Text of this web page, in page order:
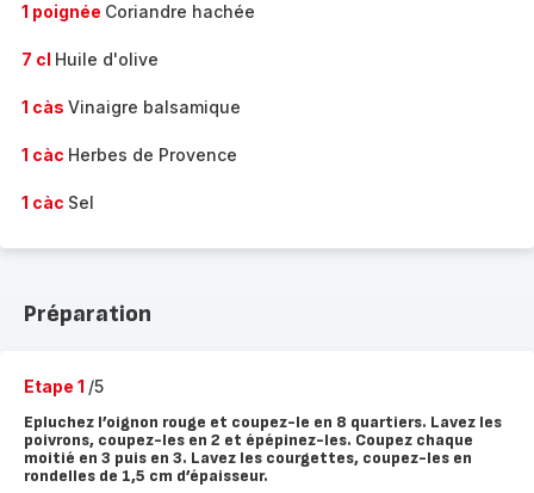
1 poignée Coriandre hachée
7 cl Huile d'olive
1 càs Vinaigre balsamique
1 càc Herbes de Provence
1 càc Sel
Préparation
Etape 1 /5
Epluchez l’oignon rouge et coupez-le en 8 quartiers. Lavez les
poivrons, coupez-les en 2 et épépinez-les. Coupez chaque
moitié en 3 puis en 3. Lavez les courgettes, coupez-les en
rondelles de 1,5 cm d’épaisseur.